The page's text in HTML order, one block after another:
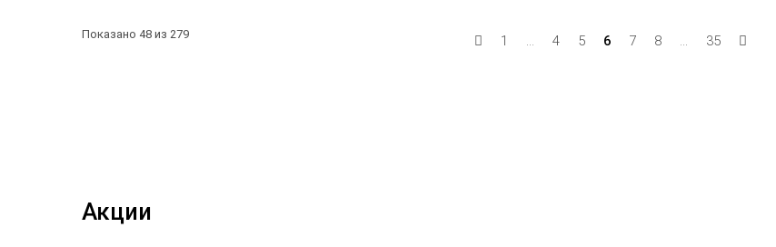
Показано 48 из 279 1 4 5 6 7 8 35
Акции